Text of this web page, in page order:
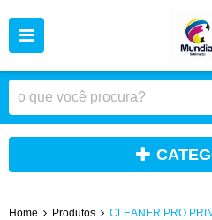
Home Produtos CLEANER PRO